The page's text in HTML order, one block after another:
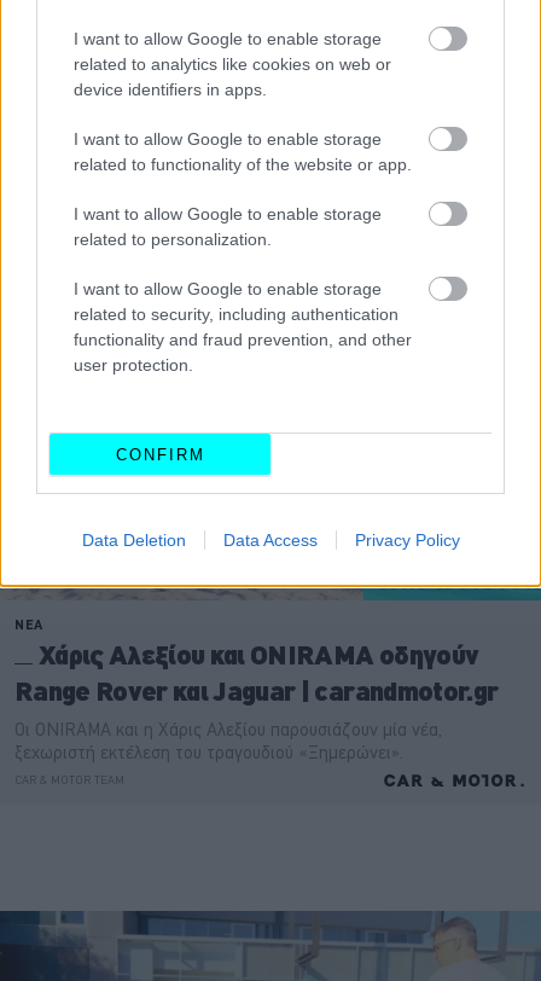
I want to allow Google to enable storage
related to analytics like cookies on web or
device identifiers in apps.
I want to allow Google to enable storage
related to functionality of the website or app.
I want to allow Google to enable storage
related to personalization.
I want to allow Google to enable storage
related to security, including authentication
functionality and fraud prevention, and other
user protection.
CONFIRM
Data Deletion Data Access Privacy Policy